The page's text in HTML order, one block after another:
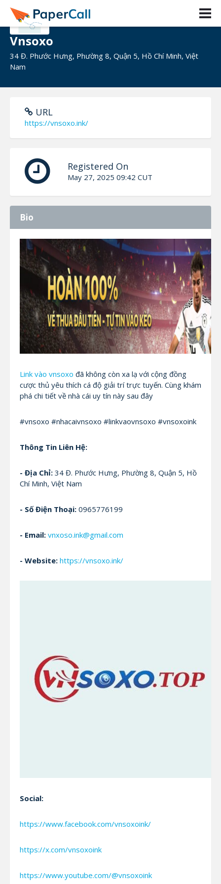
Vnsoxo
34 Đ. Phước Hưng, Phường 8, Quận 5, Hồ Chí Minh, Việt
Nam
URL
https://vnsoxo.ink/
Registered On
May 27, 2025 09:42 CUT
Bio
Link vào vnsoxo đã không còn xa lạ với cộng đồng
cược thủ yêu thích cá độ giải trí trực tuyến. Cùng khám
phá chi tiết về nhà cái uy tín này sau đây
#vnsoxo #nhacaivnsoxo #linkvaovnsoxo #vnsoxoink
Thông Tin Liên Hệ:
- Địa Chỉ: 34 Đ. Phước Hưng, Phường 8, Quận 5, Hồ
Chí Minh, Việt Nam
- Số Điện Thoại: 0965776199
- Email: vnxoso.ink@gmail.com
- Website: https://vnsoxo.ink/
Social:
https://www.facebook.com/vnsoxoink/
https://x.com/vnsoxoink
https://www.youtube.com/@vnsoxoink